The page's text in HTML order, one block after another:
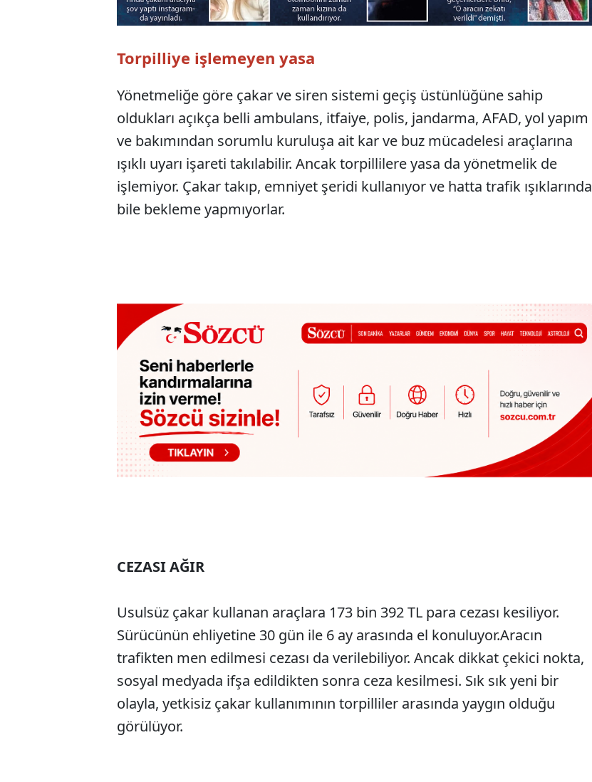
Torpilliye işlemeyen yasa
Yönetmeliğe göre çakar ve siren sistemi geçiş üstünlüğüne sahip
oldukları açıkça belli ambulans, itfaiye, polis, jandarma, AFAD, yol yapım
ve bakımından sorumlu kuruluşa ait kar ve buz mücadelesi araçlarına
ışıklı uyarı işareti takılabilir. Ancak torpillilere yasa da yönetmelik de
işlemiyor. Çakar takıp, emniyet şeridi kullanıyor ve hatta trafik ışıklarında
bile bekleme yapmıyorlar.
CEZASI AĞIR
Usulsüz çakar kullanan araçlara 173 bin 392 TL para cezası kesiliyor.
Sürücünün ehliyetine 30 gün ile 6 ay arasında el konuluyor.Aracın
trafikten men edilmesi cezası da verilebiliyor. Ancak dikkat çekici nokta,
sosyal medyada ifşa edildikten sonra ceza kesilmesi. Sık sık yeni bir
olayla, yetkisiz çakar kullanımının torpilliler arasında yaygın olduğu
görülüyor.